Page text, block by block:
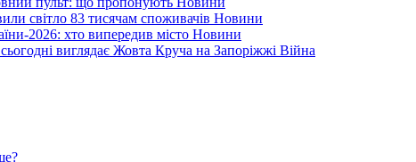
світло 83 тисячам споживачів Новини
2026: хто випередив місто Новини
виглядає Жовта Круча на Запоріжжі Війна